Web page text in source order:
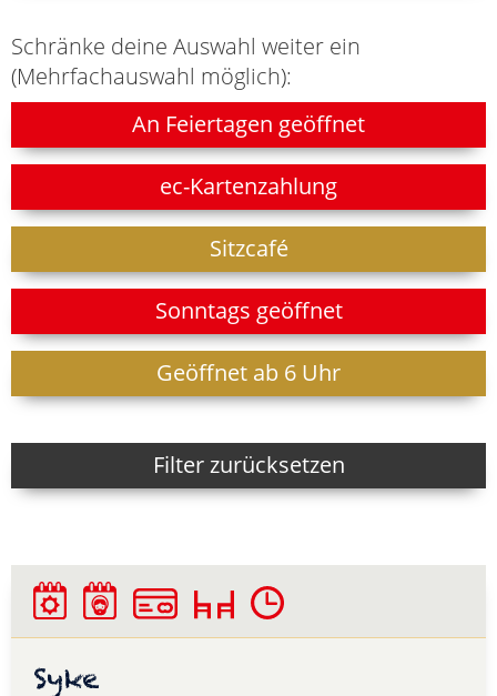
Schränke deine Auswahl weiter ein
(Mehrfachauswahl möglich):
An Feiertagen geöffnet
ec-Kartenzahlung
Sitzcafé
Sonntags geöffnet
Geöffnet ab 6 Uhr
Filter zurücksetzen
Syke